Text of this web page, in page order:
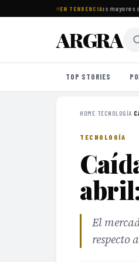
EN TENDENCIA
imprescindibles para viajeros mayores
ARGRA
TOP STORIES
HOME› TECNOLOGÍA›
TECNOLOGÍA
El
respecto